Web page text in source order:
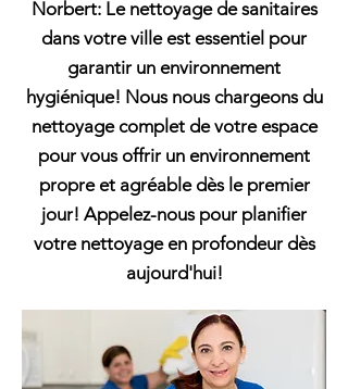
Norbert: Le nettoyage de sanitaires
dans votre ville est essentiel pour
garantir un environnement
hygiénique! Nous nous chargeons du
nettoyage complet de votre espace
pour vous offrir un environnement
propre et agréable dès le premier
jour! Appelez-nous pour planifier
votre nettoyage en profondeur dès
aujourd'hui!